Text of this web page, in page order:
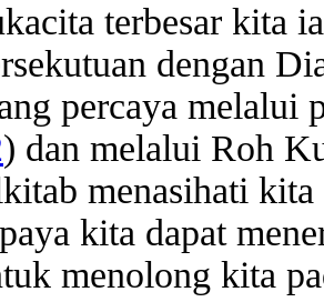
terbesar kita
dengan
percaya melalui
) dan melalui Roh
menasihati
kita dapat
menolong kita